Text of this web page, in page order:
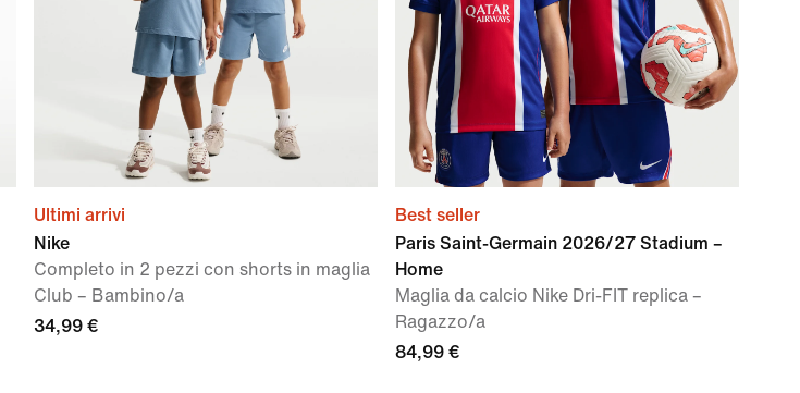
Ultimi arrivi
Nike
Completo in 2 pezzi con shorts in maglia
Club – Bambino/a
34,99 €
Best seller
Paris Saint-Germain 2026/27 Stadium –
Home
Maglia da calcio Nike Dri-FIT replica –
Ragazzo/a
84,99 €